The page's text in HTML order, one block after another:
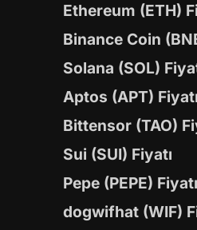
Ethereum (ETH)
Binance Coin
Solana (SOL)
Aptos (APT) Fiyatı
Bittensor (TAO)
Sui (SUI) Fiyatı
Pepe (PEPE) Fiyatı
dogwifhat (WIF)